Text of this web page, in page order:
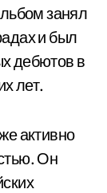
занял
и был
дебютов в
лет.
активно
Он